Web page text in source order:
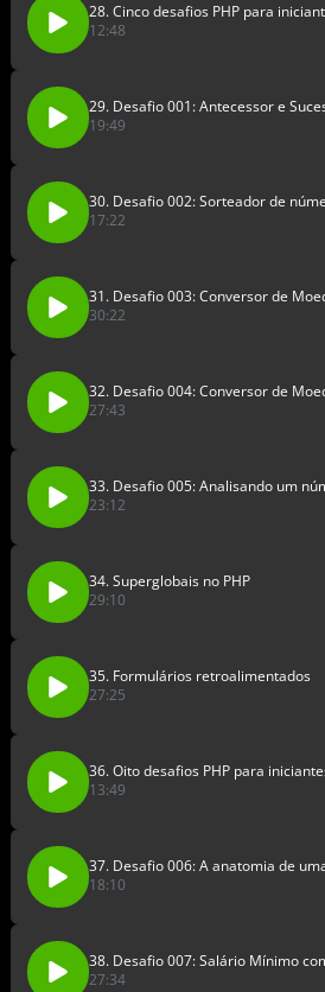
28. Cinco desafios PHP para
12:48
29. Desafio 001: Antecessor e
19:49
30. Desafio 002: Sorteador de
17:22
31. Desafio 003: Conversor de
30:22
32. Desafio 004: Conversor de
27:43
33. Desafio 005: Analisando um
23:12
34. Superglobais no PHP
29:10
35. Formulários retroalimentados
27:25
36. Oito desafios PHP para
13:49
37. Desafio 006: A anatomia de
18:10
38. Desafio 007: Salário Mínimo
27:34